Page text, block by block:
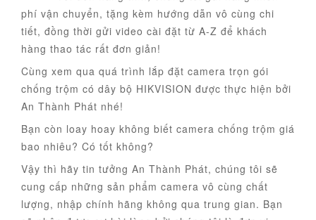
phí vận chuyển, tặng kèm hướng dẫn vô cùng chi
tiết, đồng thời gửi video cài đặt từ A-Z để khách
hàng thao tác rất đơn giản!
Cùng xem qua quá trình lắp đặt camera trọn gói
chống trộm có dây bộ HIKVISION được thực hiện bởi
An Thành Phát nhé!
Bạn còn loay hoay không biết camera chống trộm giá
bao nhiêu? Có tốt không?
Vậy thì hãy tin tưởng An Thành Phát, chúng tôi sẽ
cung cấp những sản phẩm camera vô cùng chất
lượng, nhập chính hãng không qua trung gian. Bạn